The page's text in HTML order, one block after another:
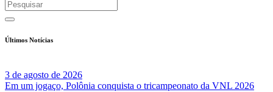
Últimos Notícias
3 de agosto de 2026
Em um jogaço, Polônia conquista o tricampeonato da VNL 2026